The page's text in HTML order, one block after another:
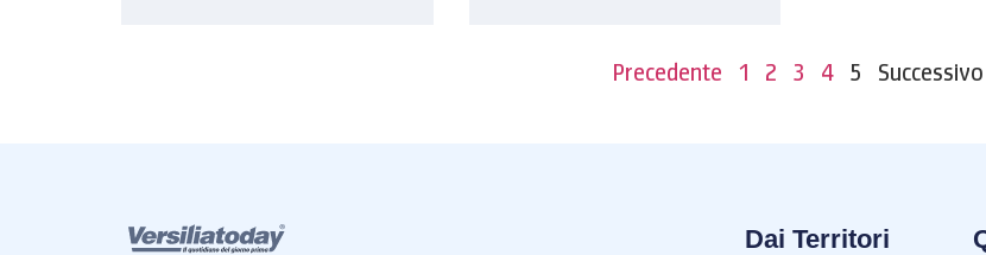
Precedente 1 2 3 4 5 Successivo
Dai Territori